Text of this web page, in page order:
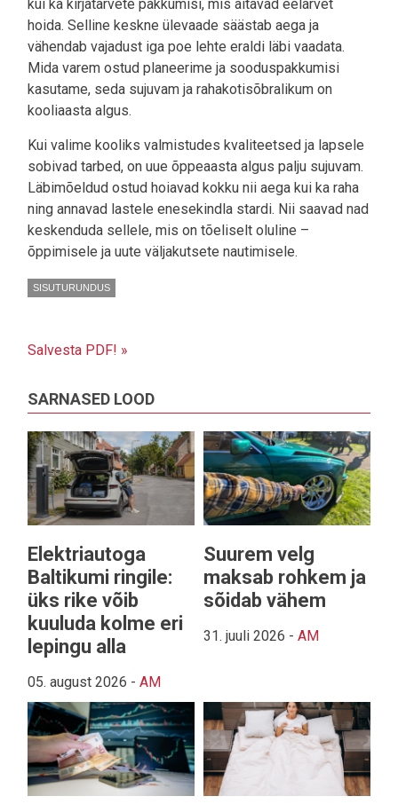
kui ka kirjatarvete pakkumisi, mis aitavad eelarvet
hoida. Selline keskne ülevaade säästab aega ja
vähendab vajadust iga poe lehte eraldi läbi vaadata.
Mida varem ostud planeerime ja sooduspakkumisi
kasutame, seda sujuvam ja rahakotisõbralikum on
kooliaasta algus.
Kui valime kooliks valmistudes kvaliteetsed ja lapsele
sobivad tarbed, on uue õppeaasta algus palju sujuvam.
Läbimõeldud ostud hoiavad kokku nii aega kui ka raha
ning annavad lastele enesekindla stardi. Nii saavad nad
keskenduda sellele, mis on tõeliselt oluline –
õppimisele ja uute väljakutsete nautimisele.
SISUTURUNDUS
Salvesta PDF! »
SARNASED LOOD
Elektriautoga
Baltikumi ringile:
üks rike võib
kuuluda kolme eri
lepingu alla
05. august 2026 - AM
Suurem velg
maksab rohkem ja
sõidab vähem
31. juuli 2026 - AM